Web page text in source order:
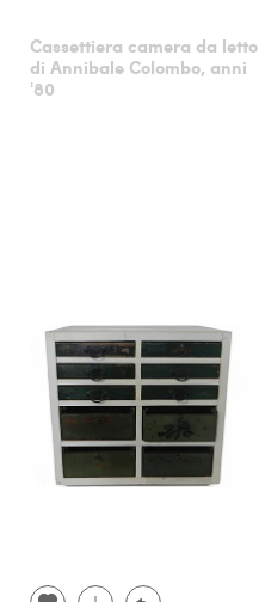
Cassettiera camera da letto
di Annibale Colombo, anni
'80